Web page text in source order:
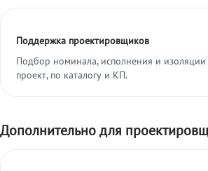
Поддержка проектировщиков
Подбор номинала, исполнения и изоляции
проект, по каталогу и КП.
Дополнительно для